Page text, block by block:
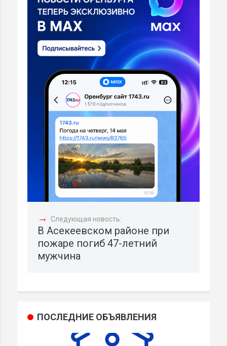
→ Следующая новость:
В Асекеевском районе при
пожаре погиб 47-летний
мужчина
ПОСЛЕДНИЕ ОБЪЯВЛЕНИЯ